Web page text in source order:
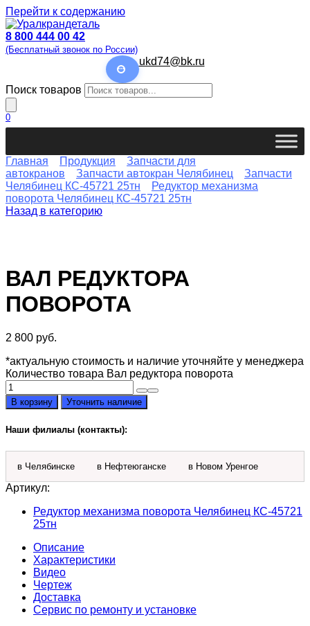
Перейти к содержанию
8 800 444 00 42
(Бесплатный звонок по России)
ukd74@bk.ru
Поиск товаров
0
Главная Продукция
Запчасти для
автокранов
Запчасти автокран Челябинец
Запчасти
Челябинец КС-45721 25тн
Редуктор механизма
поворота Челябинец КС-45721 25тн
Назад в категорию
ВАЛ РЕДУКТОРА
ПОВОРОТА
2 800 руб.
*актуальную стоимость и наличие уточняйте у менеджера
Количество товара Вал редуктора поворота
В корзину Уточнить наличие
Наши филиалы (контакты):
в Челябинске в Нефтеюганске в Новом Уренгое
Артикул:
Редуктор механизма поворота Челябинец КС-45721
25тн
Описание
Характеристики
Видео
Чертеж
Доставка
Сервис по ремонту и установке